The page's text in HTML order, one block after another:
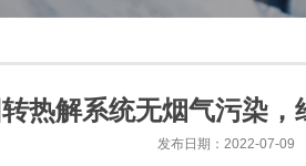
热解系统无烟气污染
发布日期：2022-07-09